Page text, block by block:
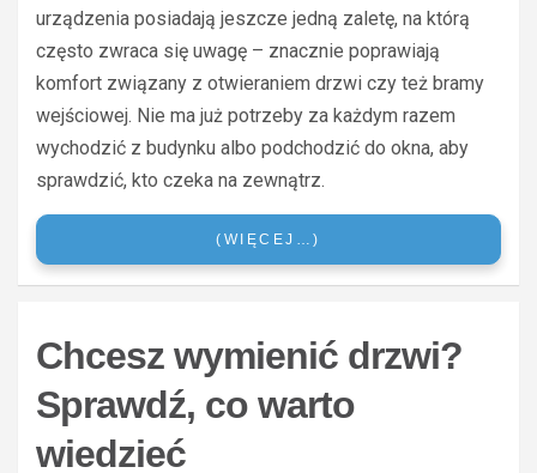
urządzenia posiadają jeszcze jedną zaletę, na którą
często zwraca się uwagę – znacznie poprawiają
komfort związany z otwieraniem drzwi czy też bramy
wejściowej. Nie ma już potrzeby za każdym razem
wychodzić z budynku albo podchodzić do okna, aby
sprawdzić, kto czeka na zewnątrz.
(WIĘCEJ…)
Chcesz wymienić drzwi?
Sprawdź, co warto
wiedzieć